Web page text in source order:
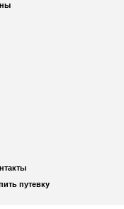
путевку